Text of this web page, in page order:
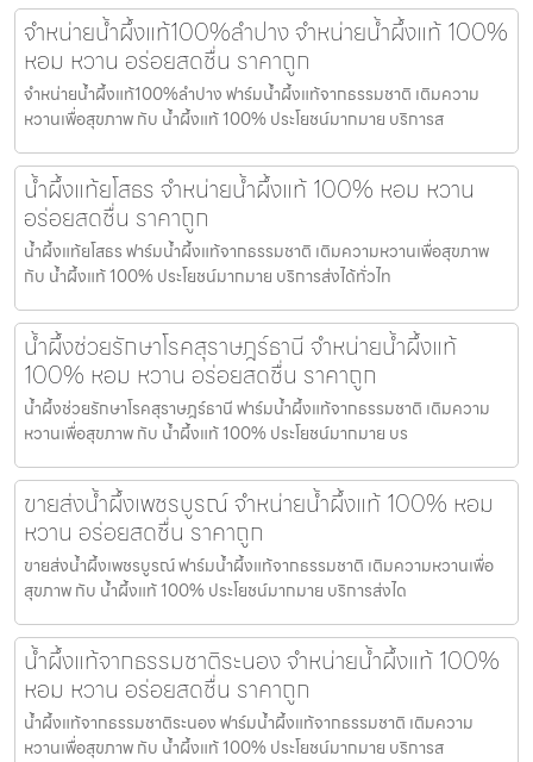
จำหน่ายน้ำผึ้งแท้100%ลำปาง จำหน่ายน้ำผึ้งแท้ 100%
หอม หวาน อร่อยสดชื่น ราคาถูก
จำหน่ายน้ำผึ้งแท้100%ลำปาง ฟาร์มน้ำผึ้งแท้จากธรรมชาติ เติมความ
หวานเพื่อสุขภาพ กับ น้ำผึ้งแท้ 100% ประโยชน์มากมาย บริการส
น้ำผึ้งแท้ยโสธร จำหน่ายน้ำผึ้งแท้ 100% หอม หวาน
อร่อยสดชื่น ราคาถูก
น้ำผึ้งแท้ยโสธร ฟาร์มน้ำผึ้งแท้จากธรรมชาติ เติมความหวานเพื่อสุขภาพ
กับ น้ำผึ้งแท้ 100% ประโยชน์มากมาย บริการส่งได้ทั่วไท
น้ำผึ้งช่วยรักษาโรคสุราษฎร์ธานี จำหน่ายน้ำผึ้งแท้
100% หอม หวาน อร่อยสดชื่น ราคาถูก
น้ำผึ้งช่วยรักษาโรคสุราษฎร์ธานี ฟาร์มน้ำผึ้งแท้จากธรรมชาติ เติมความ
หวานเพื่อสุขภาพ กับ น้ำผึ้งแท้ 100% ประโยชน์มากมาย บร
ขายส่งน้ำผึ้งเพชรบูรณ์ จำหน่ายน้ำผึ้งแท้ 100% หอม
หวาน อร่อยสดชื่น ราคาถูก
ขายส่งน้ำผึ้งเพชรบูรณ์ ฟาร์มน้ำผึ้งแท้จากธรรมชาติ เติมความหวานเพื่อ
สุขภาพ กับ น้ำผึ้งแท้ 100% ประโยชน์มากมาย บริการส่งได
น้ำผึ้งแท้จากธรรมชาติระนอง จำหน่ายน้ำผึ้งแท้ 100%
หอม หวาน อร่อยสดชื่น ราคาถูก
น้ำผึ้งแท้จากธรรมชาติระนอง ฟาร์มน้ำผึ้งแท้จากธรรมชาติ เติมความ
หวานเพื่อสุขภาพ กับ น้ำผึ้งแท้ 100% ประโยชน์มากมาย บริการส